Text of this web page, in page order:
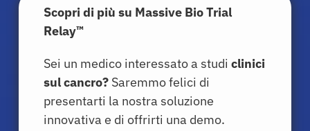
Medici
Soluzioni
Risorse
Scopri di più su Massive Bio Trial
Relay™
Sei un medico interessato a studi clinici
sul cancro? Saremmo felici di
presentarti la nostra soluzione
innovativa e di offrirti una demo.